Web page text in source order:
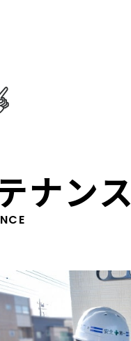
ナンス